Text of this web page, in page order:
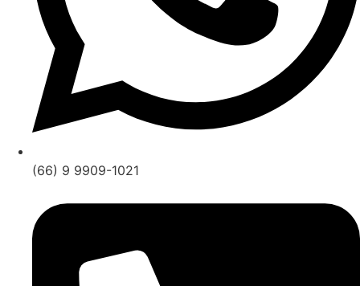
(66) 9 9909-1021